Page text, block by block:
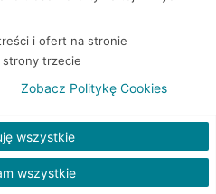
105 Bankomat (Euronet)
62 Bankomat (Euronet)
Bankomat (Euronet)
i ofert na stronie
trzecie
wszystkie
wszystkie
Zobacz Politykę Cookies